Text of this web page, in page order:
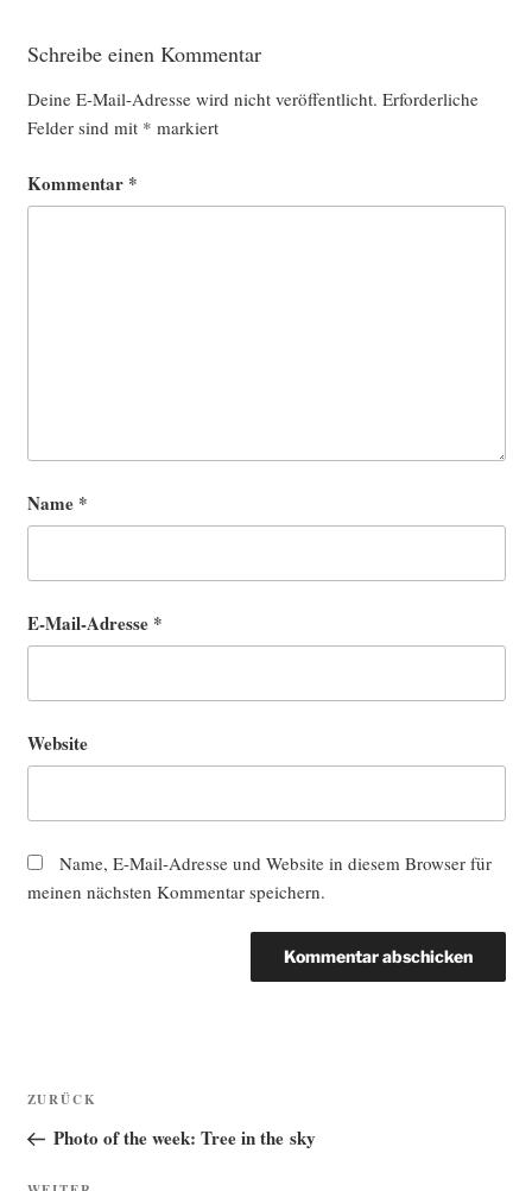
Schreibe einen Kommentar
Deine E-Mail-Adresse wird nicht veröffentlicht. Erforderliche
Felder sind mit * markiert
Kommentar *
Name *
E-Mail-Adresse *
Website
Name, E-Mail-Adresse und Website in diesem Browser für
meinen nächsten Kommentar speichern.
Beitragsnavigation
Vorheriger
Beitrag
ZURÜCK
Photo of the week: Tree in the sky